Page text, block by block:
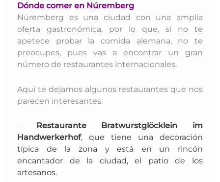
Dónde comer en Núremberg
Núremberg es una ciudad con una amplia
oferta gastronómica, por lo que, si no te
apetece probar la comida alemana, no te
preocupes, pues vas a encontrar un gran
número de restaurantes internacionales.
Aquí te dejamos algunos restaurantes que nos
parecen interesantes:
– Restaurante
Bratwurstglöcklein im
Handwerkerhof, que tiene una decoración
típica de la zona y está en un rincón
encantador de la ciudad, el patio de los
artesanos.